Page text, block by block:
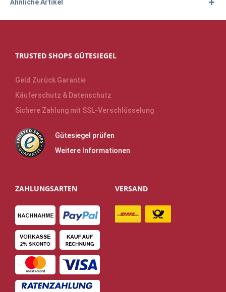
Ähnliche Artikel
TRUSTED SHOPS GÜTESIEGEL
Geld Zurück Garantie
Käuferschutz & Datenschutz
Sichere Zahlung mit SSL-Verschlüsselung
Gütesiegel prüfen
Weitere Informationen
ZAHLUNGSARTEN VERSAND